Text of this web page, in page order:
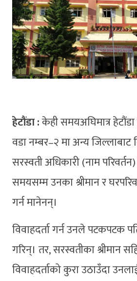
हेटौंडा :केही समयअघिमात्र
वडा नम्बर–२ मा अन्य
सरस्वती अधिकारी (नाम
समयसम्म उनका श्रीमान र
गर्न मानेनन्।
विवाहदर्ता गर्न उनले पटकपटक
गरिन्। तर, सरस्वतीका श्रीमान
विवाहदर्ताको कुरा उठाउँदा